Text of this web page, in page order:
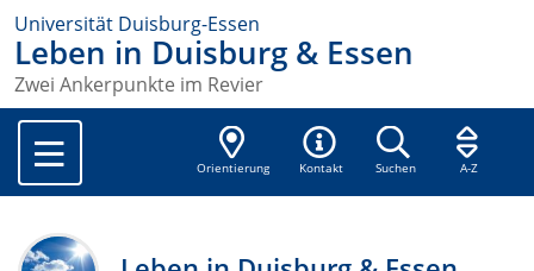
Universität Duisburg-Essen
Leben in Duisburg & Essen
Zwei Ankerpunkte im Revier
Orientierung Kontakt Suchen A-Z